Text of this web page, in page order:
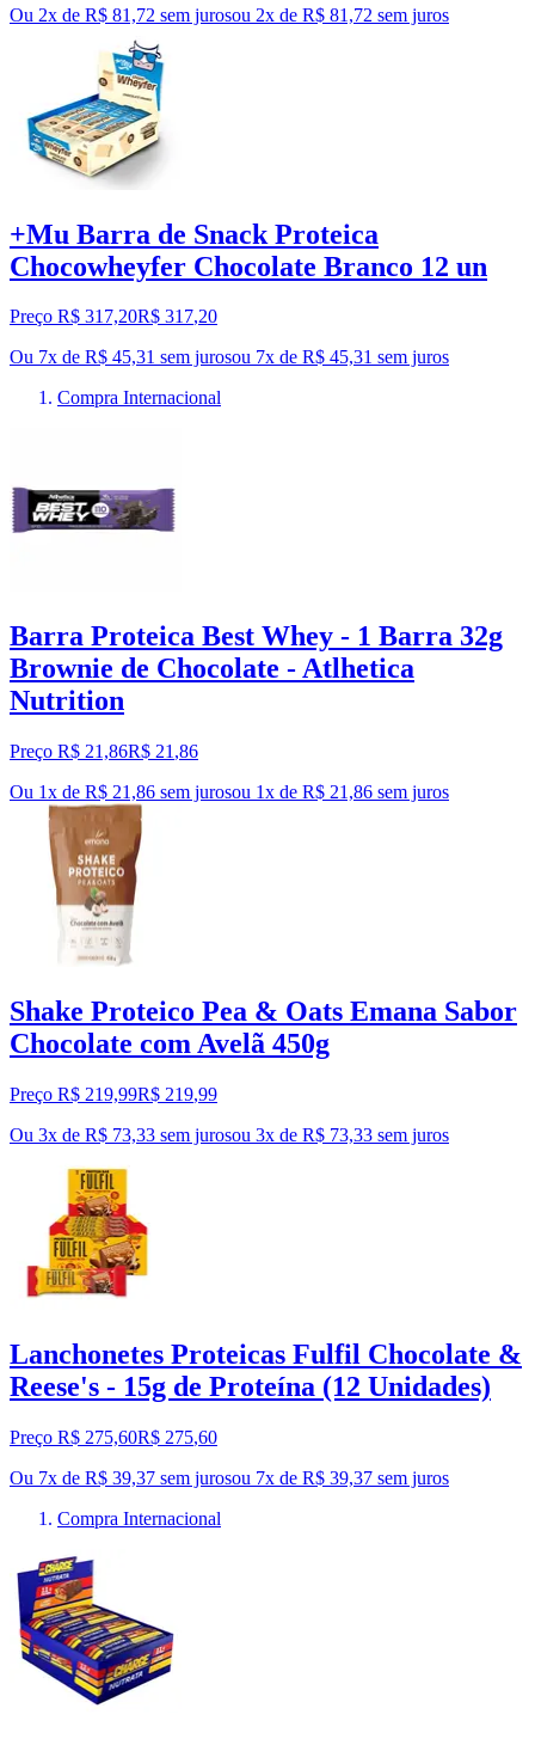
Ou 2x de R$ 81,72 sem jurosou 2x de R$ 81,72 sem juros
+Mu Barra de Snack Proteica
Chocowheyfer Chocolate Branco 12 un
Preço R$ 317,20R$ 317,20
Ou 7x de R$ 45,31 sem jurosou 7x de R$ 45,31 sem juros
Compra Internacional
Barra Proteica Best Whey - 1 Barra 32g
Brownie de Chocolate - Atlhetica
Nutrition
Preço R$ 21,86R$ 21 ,86
Ou 1x de R$ 21,86 sem jurosou 1x de R$ 21,86 sem juros
Shake Proteico Pea & Oats Emana Sabor
Chocolate com Avelã 450g
Preço R$ 219,99R$ 219,99
Ou 3x de R$ 73,33 sem jurosou 3x de R$ 73,33 sem juros
Lanchonetes Proteicas Fulfil Chocolate &
Reese's - 15g de Proteína (12 Unidades)
Preço R$ 275,60R$ 275,60
Ou 7x de R$ 39,37 sem jurosou 7x de R$ 39,37 sem juros
Compra Internacional